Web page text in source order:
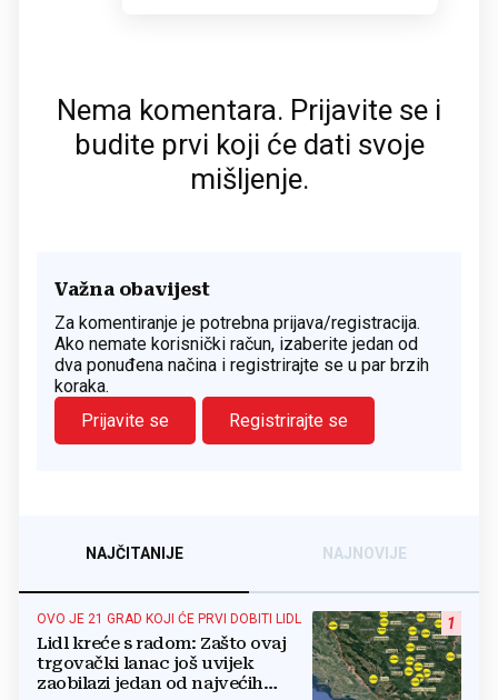
Nema komentara. Prijavite se i
budite prvi koji će dati svoje
mišljenje.
Važna obavijest
Za komentiranje je potrebna prijava/registracija.
Ako nemate korisnički račun, izaberite jedan od
dva ponuđena načina i registrirajte se u par brzih
koraka.
Prijavite se
Registrirajte se
NAJČITANIJE NAJNOVIJE
1
OVO JE 21 GRAD KOJI ĆE PRVI DOBITI LIDL
Lidl kreće s radom: Zašto ovaj
trgovački lanac još uvijek
zaobilazi jedan od najvećih